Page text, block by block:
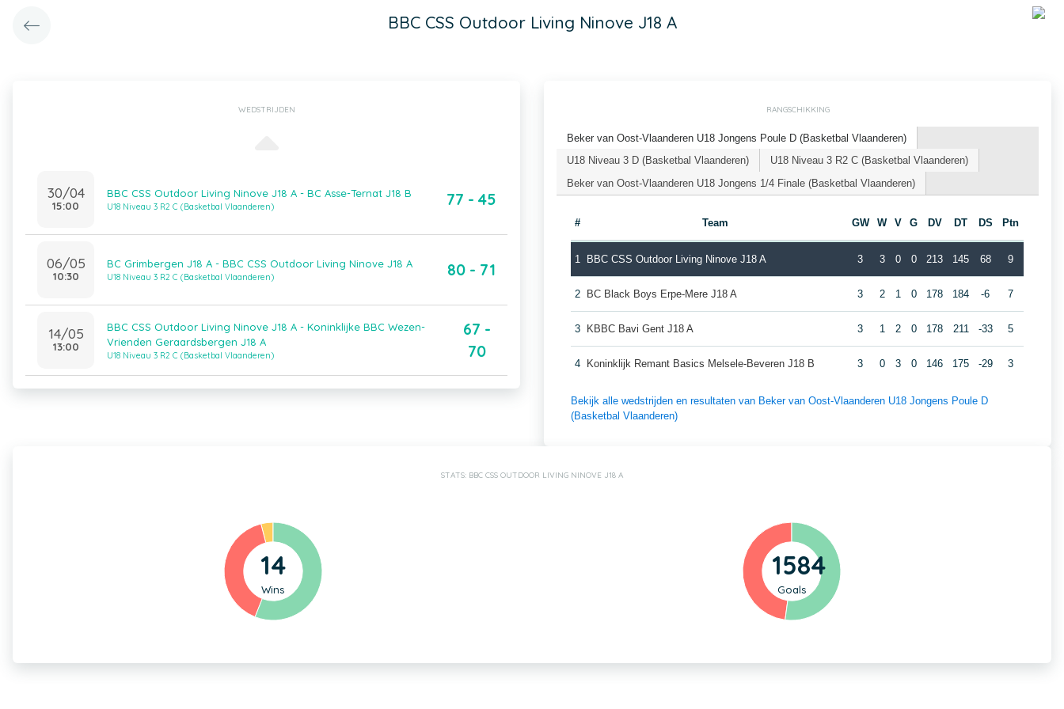
BBC CSS Outdoor Living Ninove J18 A
WEDSTRIJDEN
30/04
15:00
BBC CSS Outdoor Living Ninove J18 A - BC Asse-Ternat J18 B
U18 Niveau 3 R2 C (Basketbal Vlaanderen) 77 - 45
06/05
10:30
BC Grimbergen J18 A - BBC CSS Outdoor Living Ninove J18 A
U18 Niveau 3 R2 C (Basketbal Vlaanderen) 80 - 71
14/05
13:00
BBC CSS Outdoor Living Ninove J18 A - Koninklijke BBC Wezen-
Vrienden Geraardsbergen J18 A
U18 Niveau 3 R2 C (Basketbal Vlaanderen)
67 -
70
RANGSCHIKKING
Beker van Oost-Vlaanderen U18 Jongens Poule D (Basketbal Vlaanderen)
U18 Niveau 3 D (Basketbal Vlaanderen)
U18 Niveau 3 R2 C (Basketbal Vlaanderen)
Beker van Oost-Vlaanderen U18 Jongens 1/4 Finale (Basketbal Vlaanderen)
# Team GW W V G DV DT DS Ptn
1 BBC CSS Outdoor Living Ninove J18 A 3 3 0 0 213 145 68 9
2 BC Black Boys Erpe-Mere J18 A 3 2 1 0 178 184 -6 7
3 KBBC Bavi Gent J18 A 3 1 2 0 178 211 -33 5
4 Koninklijk Remant Basics Melsele-Beveren J18 B 3 0 3 0 146 175 -29 3
Bekijk alle wedstrijden en resultaten van Beker van Oost-Vlaanderen U18 Jongens Poule D
(Basketbal Vlaanderen)
STATS: BBC CSS OUTDOOR LIVING NINOVE J18 A
14
Wins
1584
Goals